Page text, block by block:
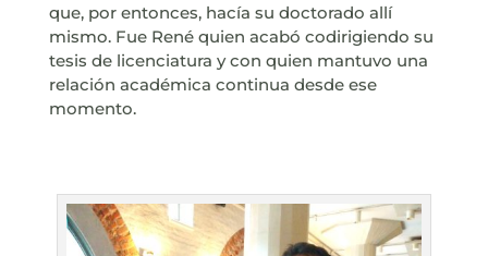
que, por entonces, hacía su doctorado allí
mismo. Fue René quien acabó codirigiendo su
tesis de licenciatura y con quien mantuvo una
relación académica continua desde ese
momento.